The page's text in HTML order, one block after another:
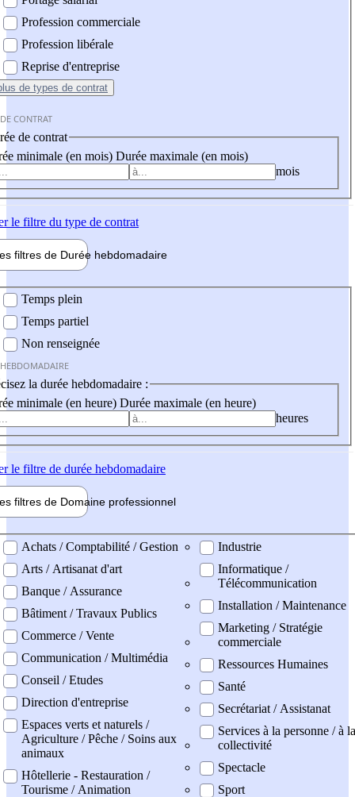
Profession commerciale
Profession libérale
Reprise d'entreprise
de types de contrat
CONTRAT
de contrat
minimale (en mois) Durée maximale (en mois)
mois
le filtre du type de contrat
filtres de Durée hebdomadaire
Temps plein
Temps partiel
Non renseignée
la durée hebdomadaire :
minimale (en heure) Durée maximale (en heure)
heures
le filtre de durée hebdomadaire
filtres de Domaine professionnel
professionel
Achats / Comptabilité / Gestion
Arts / Artisanat d'art
Banque / Assurance
Bâtiment / Travaux Publics
Commerce / Vente
Communication / Multimédia
Conseil / Etudes
Direction d'entreprise
Espaces verts et naturels /
Agriculture / Pêche / Soins aux
animaux
Hôtellerie - Restauration /
Tourisme / Animation
Industrie
Informatique /
Télécommunication
Installation / Maintenance
Marketing / Stratégie
commerciale
Ressources Humaines
Santé
Secrétariat / Assistanat
Services à la personne / à la
collectivité
Spectacle
Sport